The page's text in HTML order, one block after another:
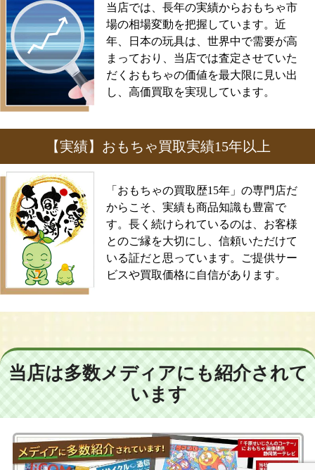
当店では、長年の実績からおもちゃ市
場の相場変動を把握しています。近
年、日本の玩具は、世界中で需要が高
まっており、当店では査定させていた
だくおもちゃの価値を最大限に見い出
し、高価買取を実現しています。
【実績】おもちゃ買取実績15年以上
「おもちゃの買取歴15年」の専門店だ
からこそ、実績も商品知識も豊富で
す。長く続けられているのは、お客様
とのご縁を大切にし、信頼いただけて
いる証だと思っています。ご提供サー
ビスや買取価格に自信があります。
当店は多数メディアにも紹介されて
います